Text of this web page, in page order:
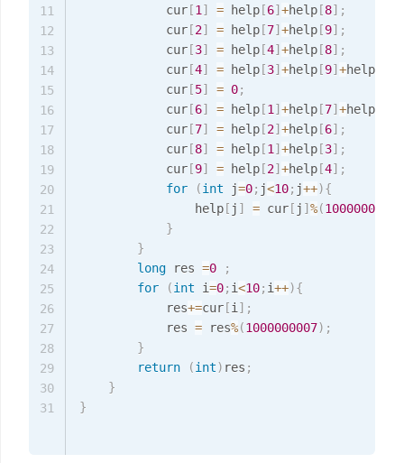
            cur
[1] = help [6] +help [8] ;
            cur
[2] = help [7] +help [9] ;
            cur
[3] = help [4] +help [8] ;
            cur
[4] = help [3] +help [9] +help
            cur
[5] = 0;
            cur
[6] = help [1] +help [7] +help
            cur
[7] = help [2] +help [6] ;
            cur
[8] = help [1] +help [3] ;
            cur
[9] = help [2] +help [4] ;
for
(int j=0; j<10; j++){
                help
[ j ] = cur [ j ] %(1000000007
}
}
long res =0
;
for
(int i=0; i<10; i++){
            res
+=cur [i] ;
            res
= res%(1000000007) ;
}
return
(int) res ;
}
}
11
12
13
14
15
16
17
18
19
20
21
22
23
24
25
26
27
28
29
30
31